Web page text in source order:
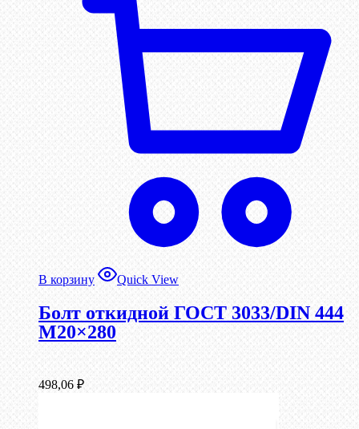
В корзину Quick View
Болт откидной ГОСТ 3033/DIN 444
М20×280
498,06 ₽